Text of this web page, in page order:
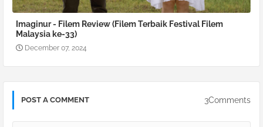
Imaginur - Filem Review (Filem Terbaik Festival Filem
Malaysia ke-33)
December 07, 2024
POST A COMMENT 3Comments